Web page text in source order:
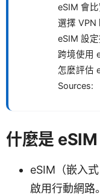
eSIM 會
選擇 VPN
eSIM 設
跨境使用
怎麼評估
Sources:
什麼是
eSIM（嵌入
啟用行動網路